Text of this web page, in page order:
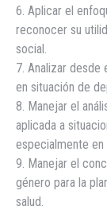
6. Aplicar el
reconocer su
social.
7. Analizar desde
en situación de
8. Manejar el
aplicada a
especialmente en
9. Manejar el
género para la
salud.